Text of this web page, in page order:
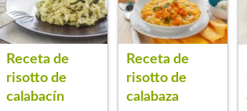
Receta de
risotto de
calabacín
Receta de
risotto de
calabaza